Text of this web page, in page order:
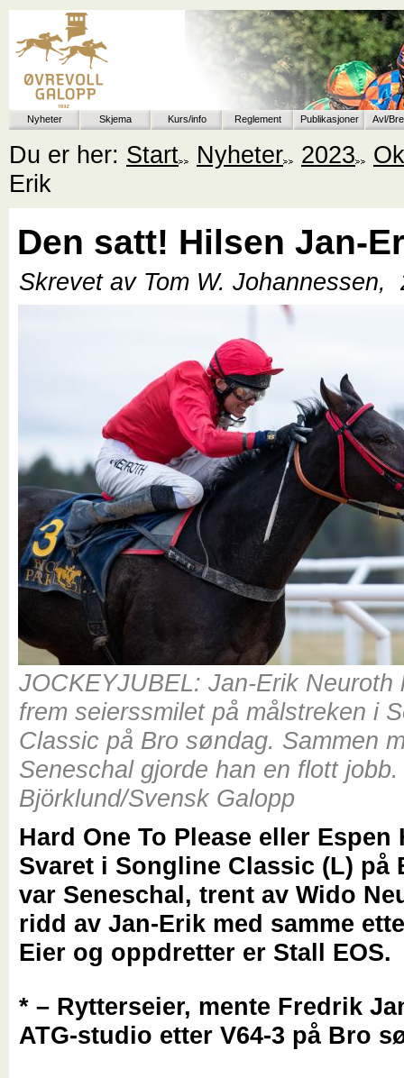
Nyheter Skjema Kurs/info Reglement Publikasjoner Avl/
Du er her: Start Nyheter 2023
Erik
Den satt! Hilsen Jan-
Skrevet av Tom W. Johannessen,
JOCKEYJUBEL: Jan-Erik Neuroth
frem seierssmilet på målstreken i
Classic på Bro søndag. Sammen
Seneschal gjorde han en flott
Björklund/Svensk Galopp
Hard One To Please eller Espen
Svaret i Songline Classic (L) på
var Seneschal, trent av Wido
ridd av Jan-Erik med samme
Eier og oppdretter er Stall
* – Rytterseier, mente Fredrik
ATG-studio etter V64-3 på Bro